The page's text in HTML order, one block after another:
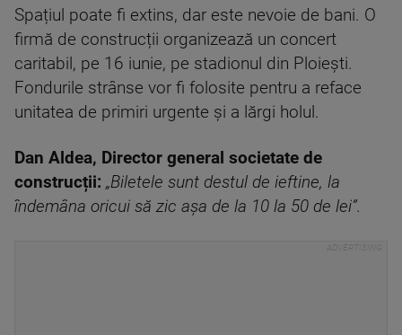
Spațiul poate fi extins, dar este nevoie de bani. O
firmă de construcții organizează un concert
caritabil, pe 16 iunie, pe stadionul din Ploiești.
Fondurile strânse vor fi folosite pentru a reface
unitatea de primiri urgente și a lărgi holul.
Dan Aldea, Director general societate de
construcții: „Biletele sunt destul de ieftine, la
îndemâna oricui să zic așa de la 10 la 50 de lei”.